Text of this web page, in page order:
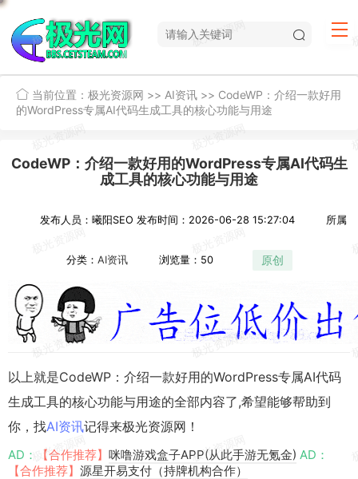
当前位置： 极光资源网 >> AI资讯 >> CodeWP：介绍一款好用
的WordPress专属AI代码生成工具的核心功能与用途
CodeWP：介绍一款好用的WordPress专属AI代码生
成工具的核心功能与用途
发布人员：曦阳SEO 发布时间：2026-06-28 15:27:04 所属
分类： AI资讯 浏览量：50 原创
以上就是CodeWP：介绍一款好用的WordPress专属AI代码
生成工具的核心功能与用途的全部内容了,希望能够帮助到
你，找AI资讯记得来极光资源网！
AD： 【合作推荐】 咪噜游戏盒子APP(从此手游无氪金) AD：
【合作推荐】 源星开易支付（持牌机构合作）